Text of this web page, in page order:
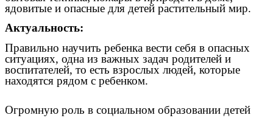
ядовитые и опасные для детей растительный мир.
Актуальность:
Правильно научить ребенка вести себя в опасных
ситуациях, одна из важных задач родителей и
воспитателей, то есть взрослых людей, которые
находятся рядом с ребенком.
Огромную роль в социальном образовании детей